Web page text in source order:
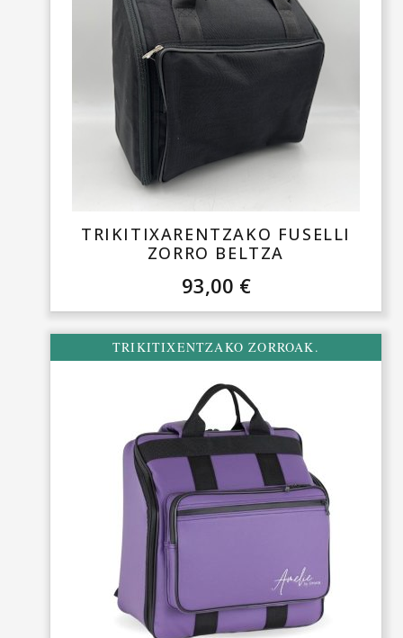
TRIKITIXARENTZAKO FUSELLI
ZORRO BELTZA
93,00 €
TRIKITIXENTZAKO ZORROAK.